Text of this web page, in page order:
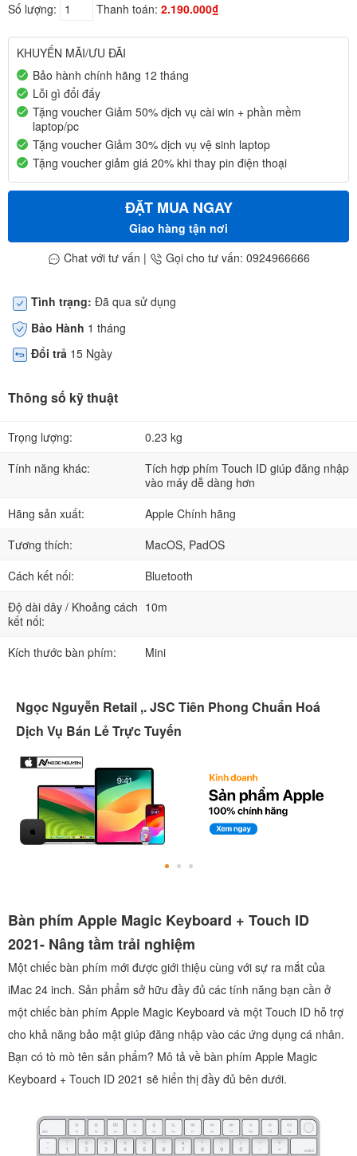
Số lượng: Thanh toán: 2.190.000₫
KHUYẾN MÃI/ƯU ĐÃI
Bảo hành chính hãng 12 tháng
Lỗi gì đổi đấy
Tặng voucher Giảm 50% dịch vụ cài win + phần mềm
laptop/pc
Tặng voucher Giảm 30% dịch vụ vệ sinh laptop
Tặng voucher giảm giá 20% khi thay pin điện thoại
ĐẶT MUA NGAY
Giao hàng tận nơi
Chat với tư vấn | Gọi cho tư vấn: 0924966666
Tình trạng: Đã qua sử dụng
Bảo Hành 1 tháng
Đổi trả 15 Ngày
Thông số kỹ thuật
Trọng lượng:
0.23 kg
Tính năng khác:
Tích hợp phím Touch ID giúp đăng nhập
vào máy dễ dàng hơn
Hãng sản xuất:
Apple Chính hãng
Tương thích:
MacOS, PadOS
Cách kết nối:
Bluetooth
Độ dài dây / Khoảng cách
kết nối:
10m
Kích thước bàn phím: Mini
Ngọc Nguyễn Retail ,. JSC Tiên Phong Chuẩn Hoá
Dịch Vụ Bán Lẻ Trực Tuyến
Bàn phím Apple Magic Keyboard + Touch ID
2021- Nâng tầm trải nghiệm
Một chiếc bàn phím mới được giới thiệu cùng với sự ra mắt của
iMac 24 inch. Sản phẩm sở hữu đầy đủ các tính năng bạn cần ở
một chiếc bàn phím Apple Magic Keyboard và một Touch ID hỗ trợ
cho khả năng bảo mật giúp đăng nhập vào các ứng dụng cá nhân.
Bạn có tò mò tên sản phẩm? Mô tả về bàn phím Apple Magic
Keyboard + Touch ID 2021 sẽ hiển thị đầy đủ bên dưới.